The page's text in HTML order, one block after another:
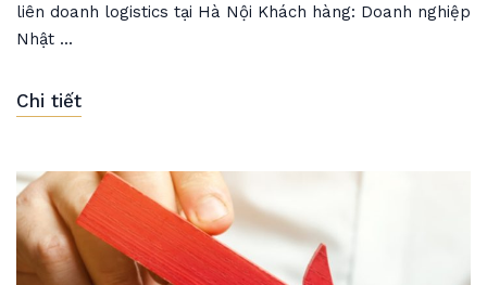
liên doanh logistics tại Hà Nội Khách hàng: Doanh nghiệp
Nhật ...
Chi tiết